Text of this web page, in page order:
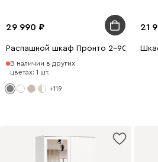
29 990
Распашной шкаф Пронто 2-90x210
В наличии в других
цветах: 1 шт.
+119
21